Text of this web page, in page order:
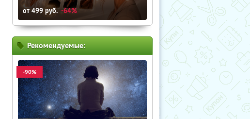
от 499 руб. -64%
Рекомендуемые:
-90%